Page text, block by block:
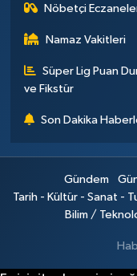
Nöbetçi
Namaz Vakitleri
Süper Lig Puan
ve Fikstür
Son Dakika
Gündem
Tarih - Kültür - Sanat -
Bilim /